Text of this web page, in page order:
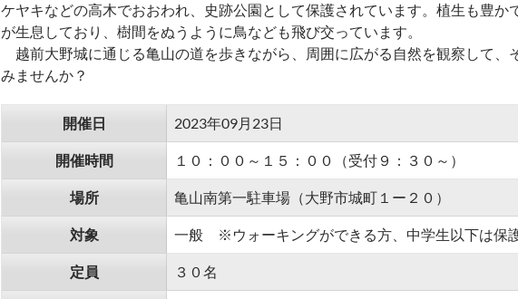
ケヤキなどの高木でおおわれ、史跡公園として保護されています。植生も豊か
が生息しており、樹間をぬうように鳥なども飛び交っています。
越前大野城に通じる亀山の道を歩きながら、周囲に広がる自然を観察して、
みませんか？
開催日 2023年09月23日
開催時間 １０：００～１５：００（受付９：３０～）
場所 亀山南第一駐車場（大野市城町１ー２０）
対象 一般 ※ウォーキングができる方、中学生以下は保
定員 ３０名